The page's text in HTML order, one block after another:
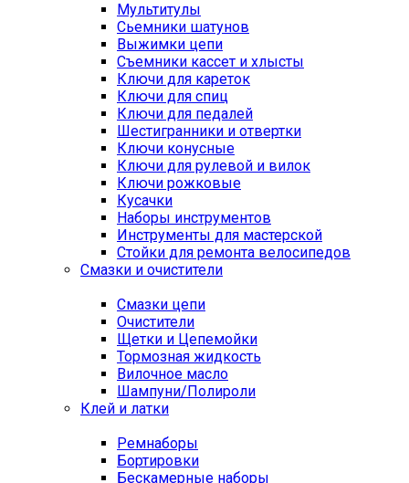
Мультитулы
Сьемники шатунов
Выжимки цепи
Съемники кассет и хлысты
Ключи для кареток
Ключи для спиц
Ключи для педалей
Шестигранники и отвертки
Ключи конусные
Ключи для рулевой и вилок
Ключи рожковые
Кусачки
Наборы инструментов
Инструменты для мастерской
Стойки для ремонта велосипедов
Смазки и очистители
Смазки цепи
Очистители
Щетки и Цепемойки
Тормозная жидкость
Вилочное масло
Шампуни/Полироли
Клей и латки
Ремнаборы
Бортировки
Бескамерные наборы